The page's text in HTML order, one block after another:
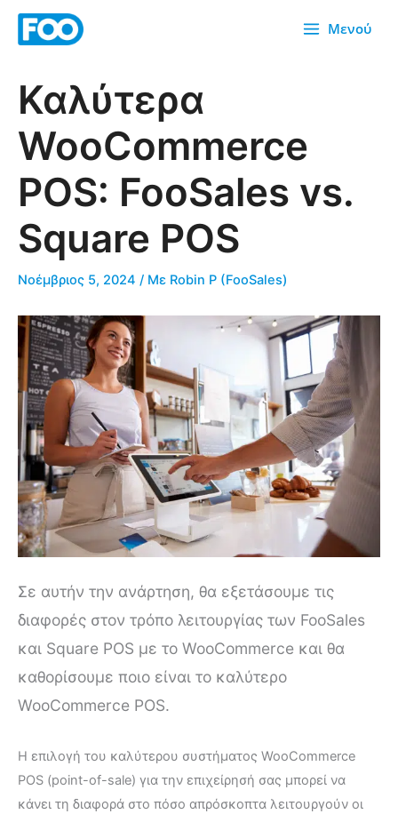
Μετάβαση
Μενού
Καλύτερα
WooCommerce
POS: FooSales vs.
Square POS
Νοέμβριος 5, 2024 / Με Robin P (FooSales)
Σε αυτήν την ανάρτηση, θα εξετάσουμε τις
διαφορές στον τρόπο λειτουργίας των FooSales
και Square POS με το WooCommerce και θα
καθορίσουμε ποιο είναι το καλύτερο
WooCommerce POS.
Η επιλογή του καλύτερου συστήματος WooCommerce
POS (point-of-sale) για την επιχείρησή σας μπορεί να
κάνει τη διαφορά στο πόσο απρόσκοπτα λειτουργούν οι